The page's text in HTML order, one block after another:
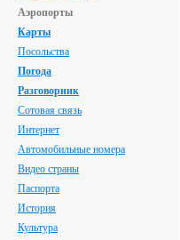
Аэропорты
Карты
Посольства
Погода
Разговорник
Сотовая связь
Интернет
Автомобильные номера
Видео страны
Паспорта
История
Культура